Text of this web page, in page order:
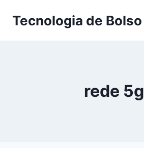
Tecnologia de Bolso
rede 5g